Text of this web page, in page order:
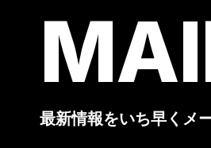
最新情報をいち早くメ